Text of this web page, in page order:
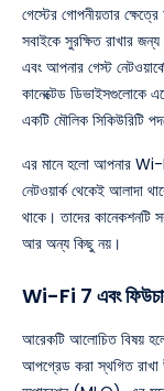
গেস্টের গোপনীয়তার
সবাইকে সুরক্ষিত রাখার
এবং আপনার গেস্ট
কানেক্টেড ডিভাইসগুলোকে
একটি মৌলিক সিকিউরিটি
এর মানে হলো আপনার Wi-
নেটওয়ার্ক থেকেই আলাদা
থাকে। তাদের কানেকশনটি
আর অন্য কিছু নয়।
Wi-Fi 7 এবং
আরেকটি আলোচিত বিষয়
আপগ্রেড করা স্থগিত